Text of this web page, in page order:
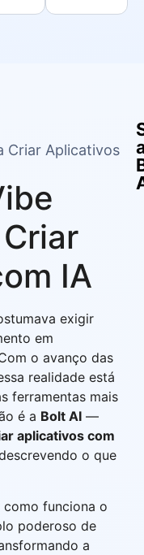
Criar Aplicativos
IA
exigir
em
o avanço das
realidade está
ferramentas mais
é a Bolt AI —
aplicativos com
o que
funciona o
poderoso de
a